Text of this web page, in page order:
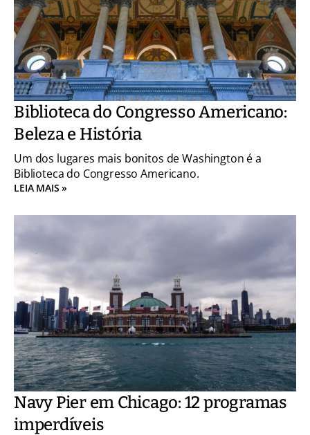
Biblioteca do Congresso Americano:
Beleza e História
Um dos lugares mais bonitos de Washington é a
Biblioteca do Congresso Americano.
LEIA MAIS »
Navy Pier em Chicago: 12 programas
imperdíveis